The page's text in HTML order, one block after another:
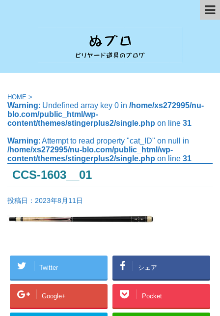
HOME >
Warning: Undefined array key 0 in /home/xs272995/nu-
blo.com/public_html/wp-
content/themes/stingerplus2/single.php on line 31
Warning: Attempt to read property "cat_ID" on null in
/home/xs272995/nu-blo.com/public_html/wp-
content/themes/stingerplus2/single.php on line 31
CCS-1603__01
投稿日： 2023年8月11日
Twitter シェア
Google+ Pocket